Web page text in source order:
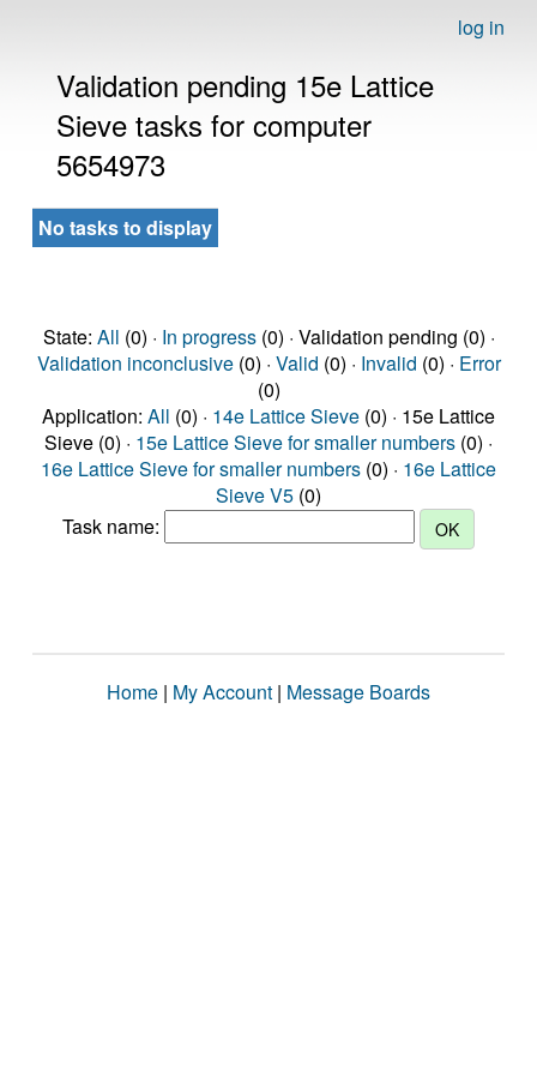
log in
Validation pending 15e Lattice
Sieve tasks for computer
5654973
No tasks to display
State: All (0) · In progress(0) · Validation pending (0) ·
Validation inconclusive(0) · Valid (0) · Invalid (0) · Error
(0)
Application: All (0) · 14e Lattice Sieve (0) · 15e Lattice
Sieve (0) · 15e Lattice Sieve for smaller numbers (0) ·
16e Lattice Sieve for smaller numbers (0) · 16e Lattice
Sieve V5 (0)
Task name:
Home | My Account | Message Boards